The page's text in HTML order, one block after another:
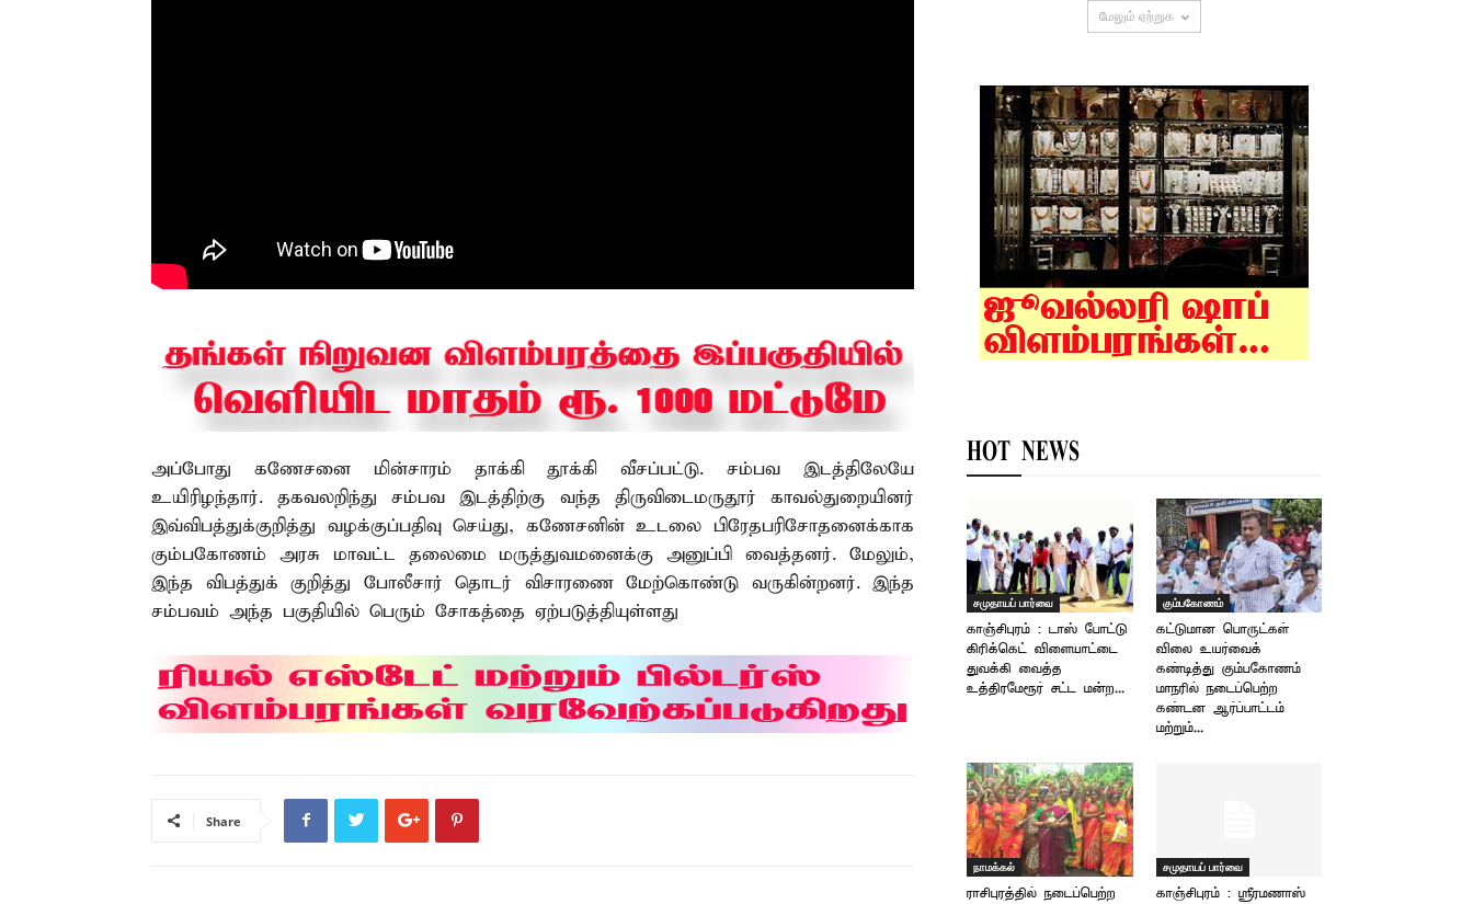
அப்போது கணேசனை மின்சாரம் தாக்கி தூக்கி வீசப்பட்டு. சம்பவ இடத்திலேயே
உயிரிழந்தார். தகவலறிந்து சம்பவ இடத்திற்கு வந்த திருவிடைமருதூர் காவல்துறையினர்
இவ்விபத்துக்குறித்து வழக்குப்பதிவு செய்து, கணேசனின் உடலை பிரேதபரிசோதனைக்காக
கும்பகோணம் அரசு மாவட்ட தலைமை மருத்துவமனைக்கு அனுப்பி வைத்தனர். மேலும்,
இந்த விபத்துக் குறித்து போலீசார் தொடர் விசாரணை மேற்கொண்டு வருகின்றனர். இந்த
சம்பவம் அந்த பகுதியில் பெரும் சோகத்தை ஏற்படுத்தியுள்ளது
Share
மேலும் ஏற்றுக
HOT NEWS
சமுதாயப் பார்வை
காஞ்சிபுரம் : டாஸ் போட்டு
கிரிக்கெட் விளையாட்டை
துவக்கி வைத்த
உத்திரமேரூர் சட்ட மன்ற...
கும்பகோணம்
கட்டுமான பொருட்கள்
விலை உயர்வைக்
கண்டித்து கும்பகோணம்
மாநரில் நடைப்பெற்ற
கண்டன ஆர்ப்பாட்டம்
மற்றும்...
நாமக்கல்
ராசிபுரத்தில் நடைப்பெற்ற
சமுதாயப் பார்வை
காஞ்சிபுரம் : ஸ்ரீரமணாஸ்